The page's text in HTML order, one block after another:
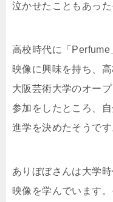
泣かせたこともあった
高校時代に「
映像に興味を持ち、
大阪芸術大学のオー
参加をしたところ、
進学を決めたそうです
ありぼぼさんは大学
映像を学んでいます